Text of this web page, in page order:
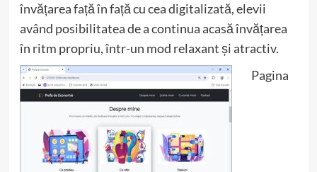
învățarea față în față cu cea digitalizată, elevii
având posibilitatea de a continua acasă învățarea
în ritm propriu, într-un mod relaxant și atractiv.
Pagina